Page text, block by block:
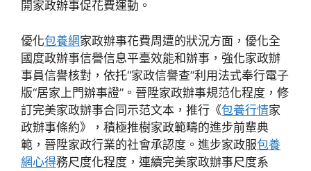
開家政辦事促花費運動。
優化包養網家政辦事花費周遭的狀況方面，優化全
國度政辦事信譽信息平臺效能和辦事，強化家政辦
事員信譽核對，依托“家政信譽查”利用法式奉行電子
版“居家上門辦事證”。晉陞家政辦事規范化程度，修
訂完美家政辦事合同示范文本，推行《包養行情家
政辦事條約》，積極推樹家政範疇的進步前輩典
範，晉陞家政行業的社會承認度。進步家政服包養
網心得務尺度化程度，連續完美家政辦事尺度系